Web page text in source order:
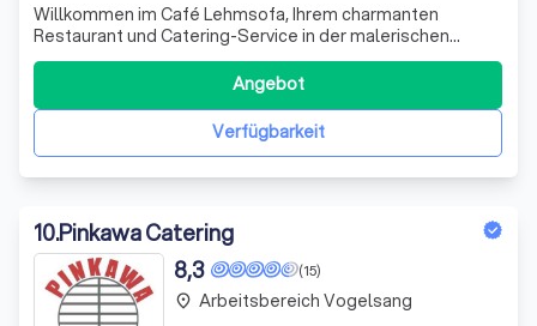
Willkommen im Café Lehmsofa, Ihrem charmanten
Restaurant und Catering-Service in der malerischen
Dorfkate in Falkenberg, Berlin. Wir sind stolz darauf,
unseren Gästen authentische kanadische Küche zu
servieren, frisch zubereitet und mit Liebe präsentiert.
Unsere saisonal wechselnde Speisekarte biete
Verfügbarkeit
Angebot
10.Pinkawa Catering
(15)
8,3
place Arbeitsbereich Vogelsang